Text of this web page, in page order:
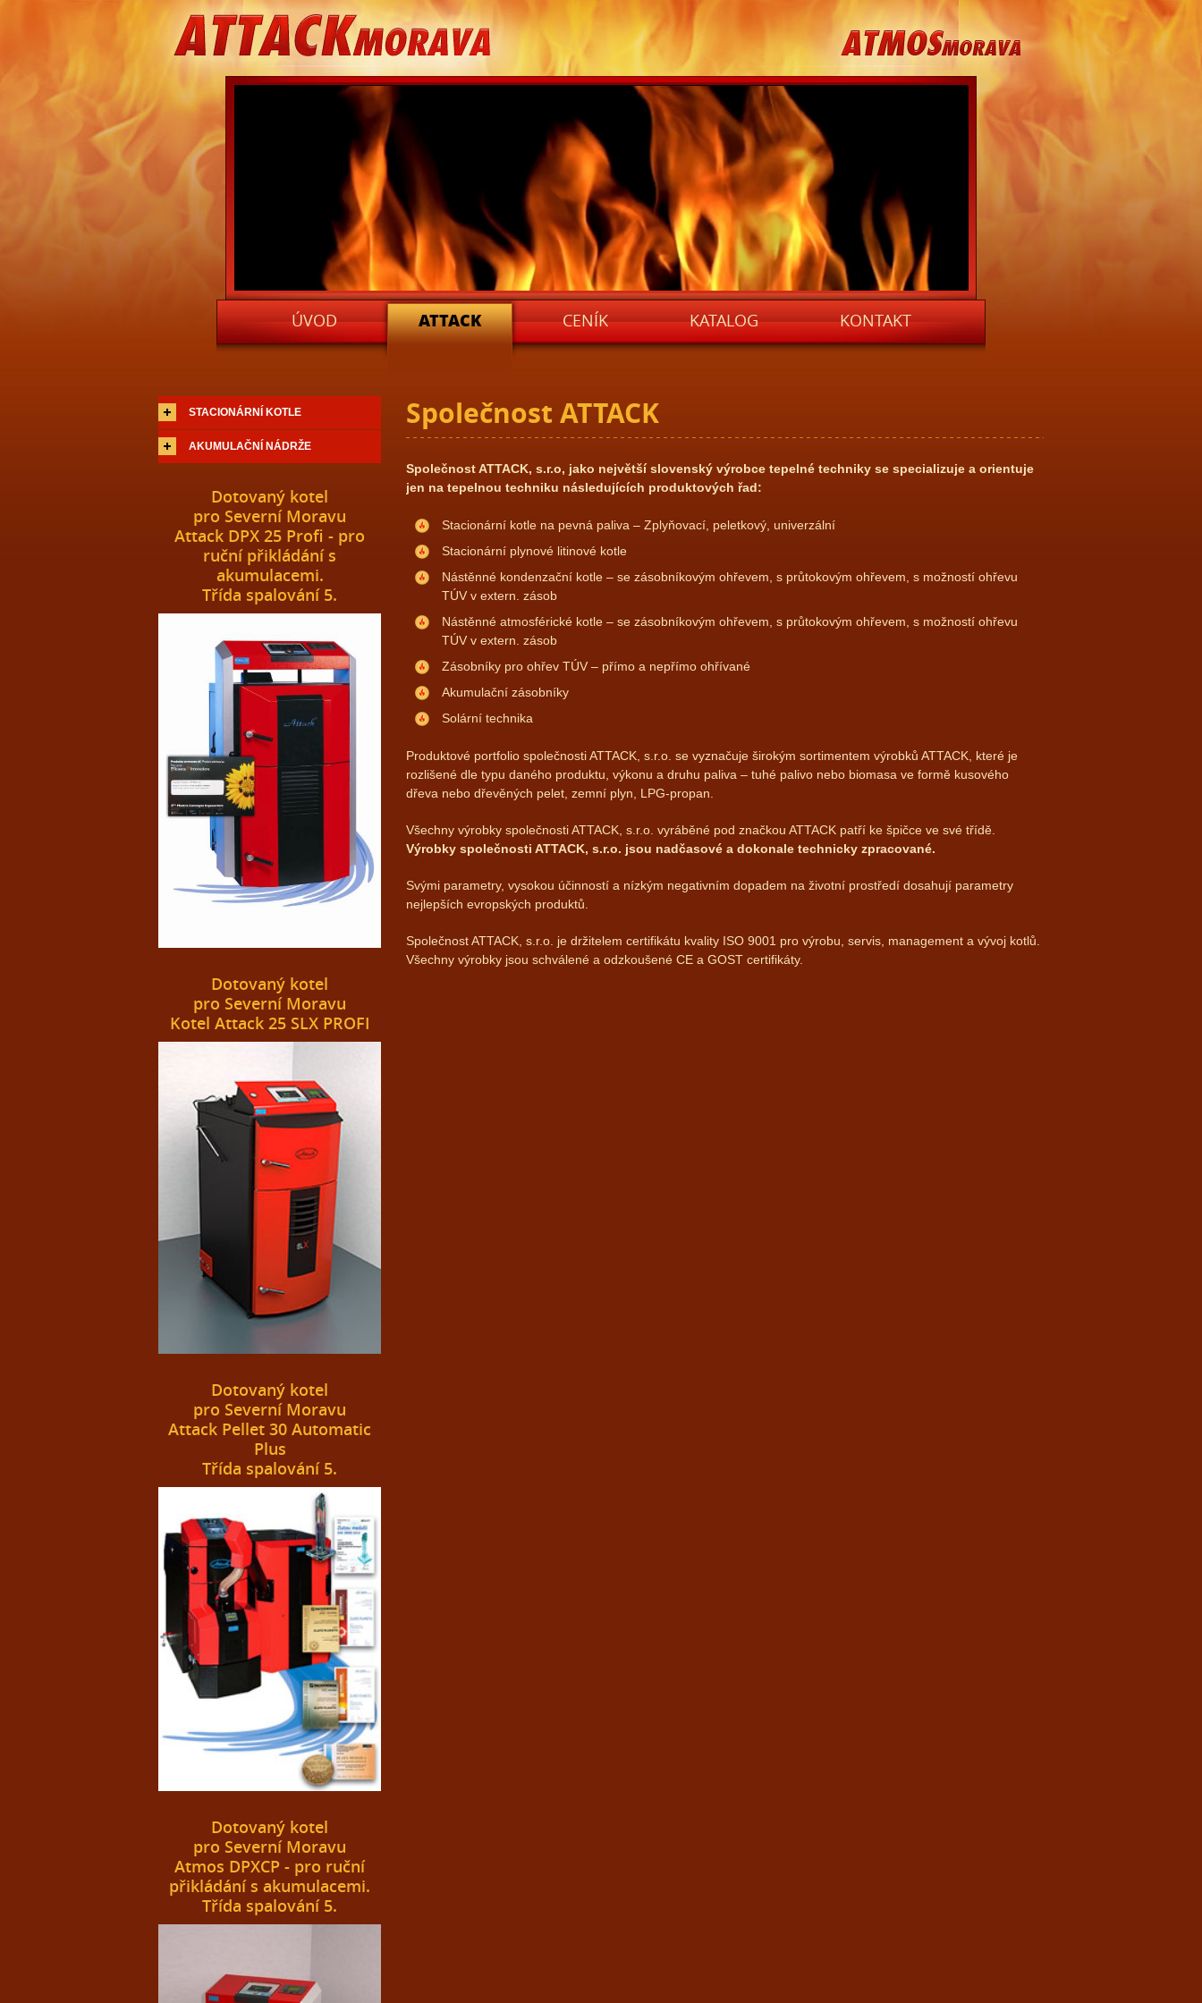
ATTACKMORAVA ATMOSMORAVA
ÚVOD ATTACK CENÍK KATALOG KONTAKT
STACIONÁRNÍ KOTLE
AKUMULAČNÍ NÁDRŽE
Dotovaný kotel
pro Severní Moravu
Attack DPX 25 Profi - pro
ruční přikládání s
akumulacemi.
Třída spalování 5.
Dotovaný kotel
pro Severní Moravu
Kotel Attack 25 SLX PROFI
Dotovaný kotel
pro Severní Moravu
Attack Pellet 30 Automatic
Plus
Třída spalování 5.
Dotovaný kotel
pro Severní Moravu
Atmos DPXCP - pro ruční
přikládání s akumulacemi.
Třída spalování 5.
Společnost ATTACK
Společnost ATTACK, s.r.o, jako největší slovenský výrobce tepelné techniky se specializuje a orientuje
jen na tepelnou techniku následujících produktových řad:
Stacionární kotle na pevná paliva – Zplyňovací, peletkový, univerzální
Stacionární plynové litinové kotle
Nástěnné kondenzační kotle – se zásobníkovým ohřevem, s průtokovým ohřevem, s možností ohřevu
TÚV v extern. zásob
Nástěnné atmosférické kotle – se zásobníkovým ohřevem, s průtokovým ohřevem, s možností ohřevu
TÚV v extern. zásob
Zásobníky pro ohřev TÚV – přímo a nepřímo ohřívané
Akumulační zásobníky
Solární technika
Produktové portfolio společnosti ATTACK, s.r.o. se vyznačuje širokým sortimentem výrobků ATTACK, které je
rozlišené dle typu daného produktu, výkonu a druhu paliva – tuhé palivo nebo biomasa ve formě kusového
dřeva nebo dřevěných pelet, zemní plyn, LPG-propan.
Všechny výrobky společnosti ATTACK, s.r.o. vyráběné pod značkou ATTACK patří ke špičce ve své třídě.
Výrobky společnosti ATTACK, s.r.o. jsou nadčasové a dokonale technicky zpracované.
Svými parametry, vysokou účinností a nízkým negativním dopadem na životní prostředí dosahují parametry
nejlepších evropských produktů.
Společnost ATTACK, s.r.o. je držitelem certifikátu kvality ISO 9001 pro výrobu, servis, management a vývoj kotlů.
Všechny výrobky jsou schválené a odzkoušené CE a GOST certifikáty.